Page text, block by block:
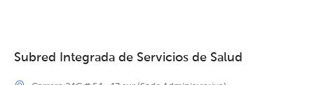
Subred Integrada de Servicios de Salud